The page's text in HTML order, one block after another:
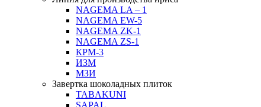
NAGEMA LA – 1
NAGEMA EW-5
NAGEMA ZK-1
NAGEMA ZS-1
КРМ-3
ИЗМ
МЗИ
Завертка шоколадных плиток
TABAKUNI